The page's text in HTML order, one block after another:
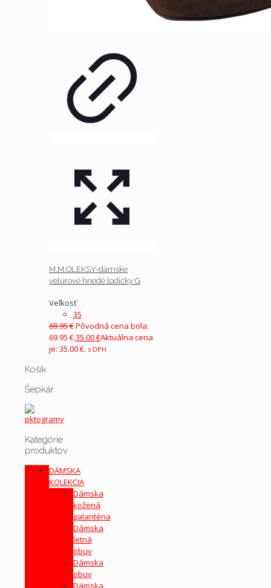
M.M.OLEKSY-dámske
velúrové hnedé lodičky G
Veľkosť
35
69.95€Pôvodná cena bola:
69.95 €.35.00€Aktuálna cena
je: 35.00 €. s DPH
Košík
Šepkár
Kategórie
produktov
DÁMSKA
KOLEKCIA
Dámska
kožená
galantéria
Dámska
letná
obuv
Dámska
obuv
Dámska